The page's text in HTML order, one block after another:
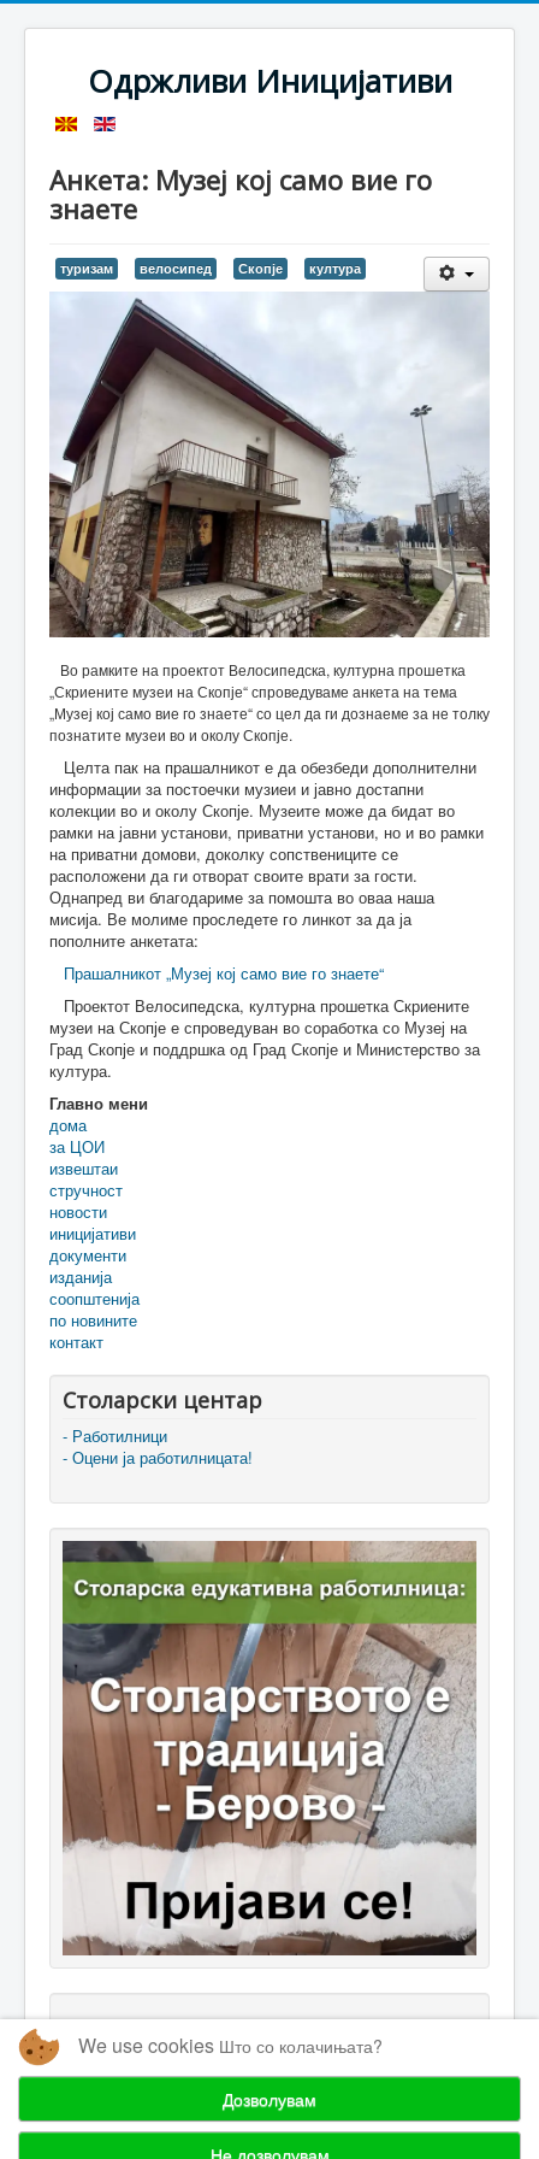
Одржливи Иницијативи
Анкета: Музеј кој само вие го
знаете
туризам велосипед Скопје култура
Во рамките на проектот Велосипедска, културна прошетка
„Скриените музеи на Скопје“ спроведуваме анкета на тема
„Музеј кој само вие го знаете“ со цел да ги дознаеме за не толку
познатите музеи во и околу Скопје.
Целта пак на прашалникот е да обезбеди дополнителни
информации за постоечки музиеи и јавно достапни
колекции во и околу Скопје. Музеите може да бидат во
рамки на јавни установи, приватни установи, но и во рамки
на приватни домови, доколку сопствениците се
расположени да ги отворат своите врати за гости.
Однапред ви благодариме за помошта во оваа наша
мисија. Ве молиме проследете го линкот за да ја
пополните анкетата:
Прашалникот „Музеј кој само вие го знаете“
Проектот Велосипедска, културна прошетка Скриените
музеи на Скопје е спроведуван во соработка со Музеј на
Град Скопје и поддршка од Град Скопје и Министерство за
култура.
Главно мени
дома
за ЦОИ
извештаи
стручност
новости
иницијативи
документи
изданија
соопштенија
по новините
контакт
Столарски центар
- Работилници
- Оцени ја работилницата!
© 2026 Одржливи Иницијативи
We use cookies Што со колачињата?
Дозволувам
Не дозволувам